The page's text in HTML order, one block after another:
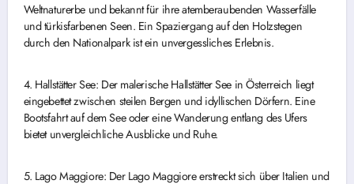
Weltnaturerbe und bekannt für ihre atemberaubenden Wasserfälle
und türkisfarbenen Seen. Ein Spaziergang auf den Holzstegen
durch den Nationalpark ist ein unvergessliches Erlebnis.
4. Hallstätter See: Der malerische Hallstätter See in Österreich liegt
eingebettet zwischen steilen Bergen und idyllischen Dörfern. Eine
Bootsfahrt auf dem See oder eine Wanderung entlang des Ufers
bietet unvergleichliche Ausblicke und Ruhe.
5. Lago Maggiore: Der Lago Maggiore erstreckt sich über Italien und